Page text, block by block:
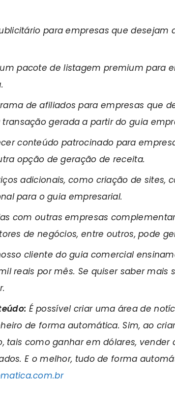
para empresas que
pacote de listagem premium para
de afiliados para empresas que
gerada a partir do guia
conteúdo patrocinado para
opção de geração de receita.
adicionais, como criação de sites,
para o guia empresarial.
com outras empresas
de negócios, entre outros, pode
cliente do guia comercial
reais por mês. Se quiser saber
É possível criar uma área de
de forma automática. Sim, ao
tais como ganhar em dólares, vender
E o melhor, tudo de forma